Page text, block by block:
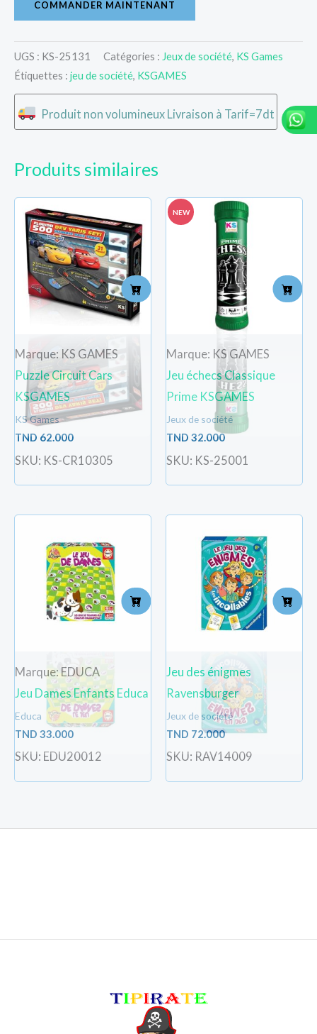
COMMANDER MAINTENANT
UGS : KS-25131 Catégories : Jeux de société, KS Games
Étiquettes : jeu de société, KSGAMES
Produit non volumineux Livraison à Tarif=7dt
Produits similaires
Marque: KS GAMES
Puzzle Circuit Cars
KSGAMES
KS Games
TND 62.000
SKU: KS-CR10305
NEW
Marque: KS GAMES
Jeu échecs Classique
Prime KSGAMES
Jeux de société
TND 32.000
SKU: KS-25001
Marque: EDUCA
Jeu Dames Enfants Educa
Educa
TND 33.000
SKU: EDU20012
Jeu des énigmes
Ravensburger
Jeux de société
TND 72.000
SKU: RAV14009